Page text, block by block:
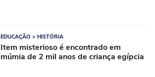
EDUCAÇÃO > HISTÓRIA
Item misterioso é encontrado em
múmia de 2 mil anos de criança egípcia